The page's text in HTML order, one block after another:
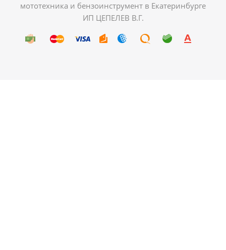
мототехника и бензоинструмент в Екатеринбурге
ИП ЦЕПЕЛЕВ В.Г.